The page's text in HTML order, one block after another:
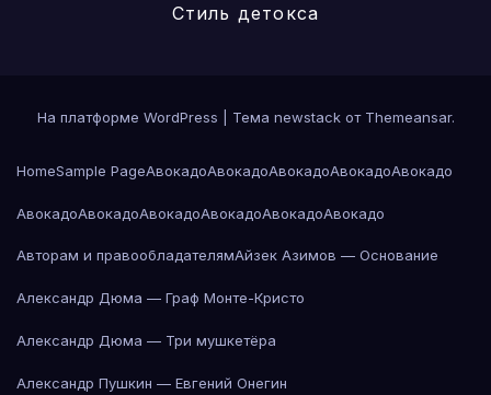
Стиль детокса
На платформе WordPress Тема newstack от Themeansar.
HomeSample PageАвокадоАвокадоАвокадоАвокадоАвокадо
АвокадоАвокадоАвокадоАвокадоАвокадоАвокадо
Авторам и правообладателямАйзек Азимов — Основание
Александр Дюма — Граф Монте-Кристо
Александр Дюма — Три мушкетёра
Александр Пушкин — Евгений Онегин